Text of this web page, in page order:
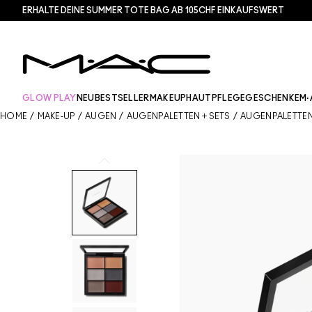
ERHALTE DEINE SUMMER TOTE BAG AB 105CHF EINKAUFSWERT​
GLOW PLAY NEU BESTSELLER MAKEUP HAUTPFLEGEGESCHENKE
HOME / MAKE-UP / AUGEN / AUGENPALETTEN + SETS /